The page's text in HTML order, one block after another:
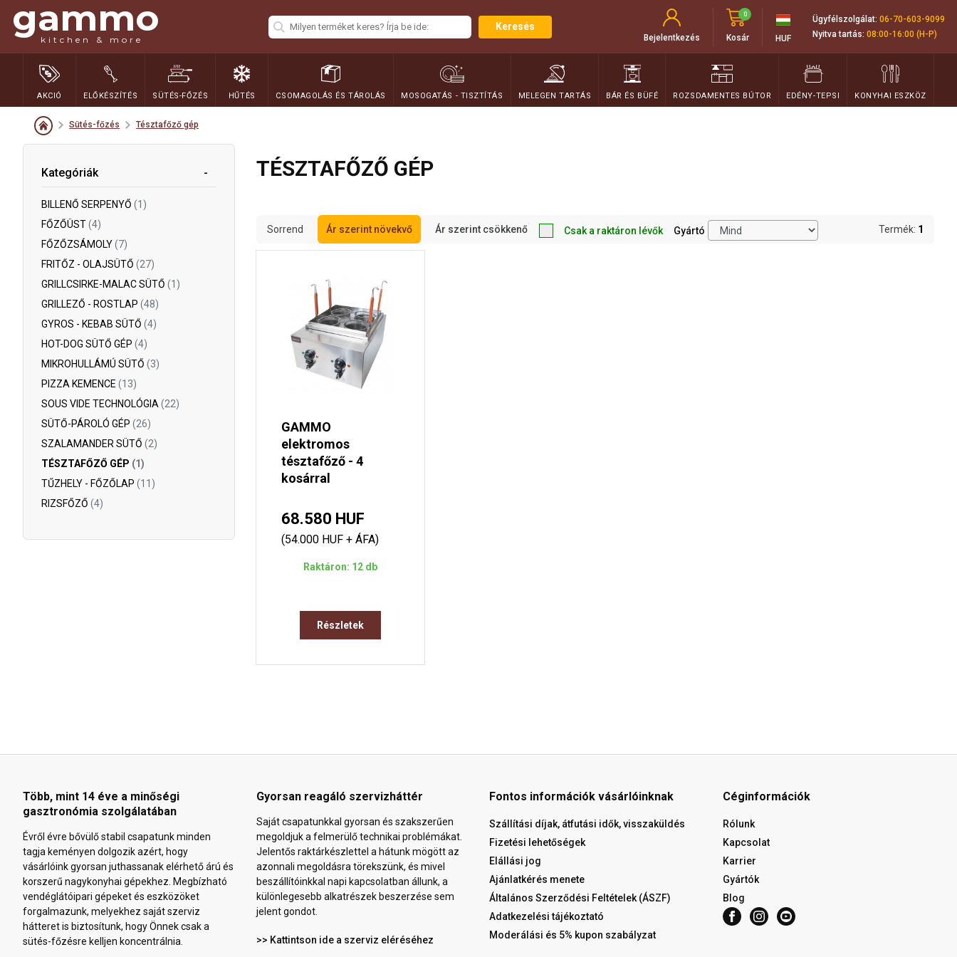
gammo
kitchen & more
Keresés
Bejelentkezés Kosár
0
HUF
Ügyfélszolgálat: 06-70-603-9099
Nyitva tartás: 08:00-16:00 (H-P)
AKCIÓ ELŐKÉSZÍTÉS SÜTÉS-FŐZÉS HŰTÉS CSOMAGOLÁS ÉS TÁROLÁS MOSOGATÁS - TISZTÍTÁS MELEGEN TARTÁS BÁR ÉS BÜFÉ ROZSDAMENTES BÚTOR EDÉNY-TEPSI KONYHAI ESZKÖZ
Sütés-főzés Tésztafőző gép
Kategóriák
BILLENŐ SERPENYŐ (1)
FŐZŐÜST(4)
FŐZŐZSÁMOLY(7)
FRITŐZ - OLAJSÜTŐ (27)
GRILLCSIRKE-MALAC SÜTŐ (1)
GRILLEZŐ - ROSTLAP (48)
GYROS - KEBAB SÜTŐ (4)
HOT-DOG SÜTŐ GÉP (4)
MIKROHULLÁMÚ SÜTŐ (3)
PIZZA KEMENCE (13)
SOUS VIDE TECHNOLÓGIA (22)
SÜTŐ-PÁROLÓ GÉP (26)
SZALAMANDER SÜTŐ (2)
TÉSZTAFŐZŐ GÉP (1)
TŰZHELY - FŐZŐLAP (11)
RIZSFŐZŐ (4)
TÉSZTAFŐZŐ GÉP
Sorrend Ár szerint növekvő Ár szerint csökkenő Csak a raktáron lévők Gyártó Termék: 1
GAMMO
elektromos
tésztafőző - 4
kosárral
68.580 HUF
(54.000 HUF + ÁFA)
Raktáron: 12 db
Részletek
Több, mint 14 éve a minőségi
gasztronómia szolgálatában
Évről évre bővülő stabil csapatunk minden
tagja keményen dolgozik azért, hogy
vásárlóink gyorsan juthassanak elérhető árú és
korszerű nagykonyhai gépekhez. Megbízható
vendéglátóipari gépeket és eszközöket
forgalmazunk, melyekhez saját szerviz
hátteret is biztosítunk, hogy Önnek csak a
sütés-főzésre kelljen koncentrálnia.
Gyorsan reagáló szervizháttér
Saját csapatunkkal gyorsan és szakszerűen
megoldjuk a felmerülő technikai problémákat.
Jelentős raktárkészlettel a hátunk mögött az
azonnali megoldásra törekszünk, és mivel
beszállítóinkkal napi kapcsolatban állunk, a
különlegesebb alkatrészek beszerzése sem
jelent gondot.
>> Kattintson ide a szerviz eléréséhez
Fontos információk vásárlóinknak
Szállítási díjak, átfutási idők, visszaküldés
Fizetési lehetőségek
Elállási jog
Ajánlatkérés menete
Általános Szerződési Feltételek (ÁSZF)
Adatkezelési tájékoztató
Moderálási és 5% kupon szabályzat
Céginformációk
Rólunk
Kapcsolat
Karrier
Gyártók
Blog